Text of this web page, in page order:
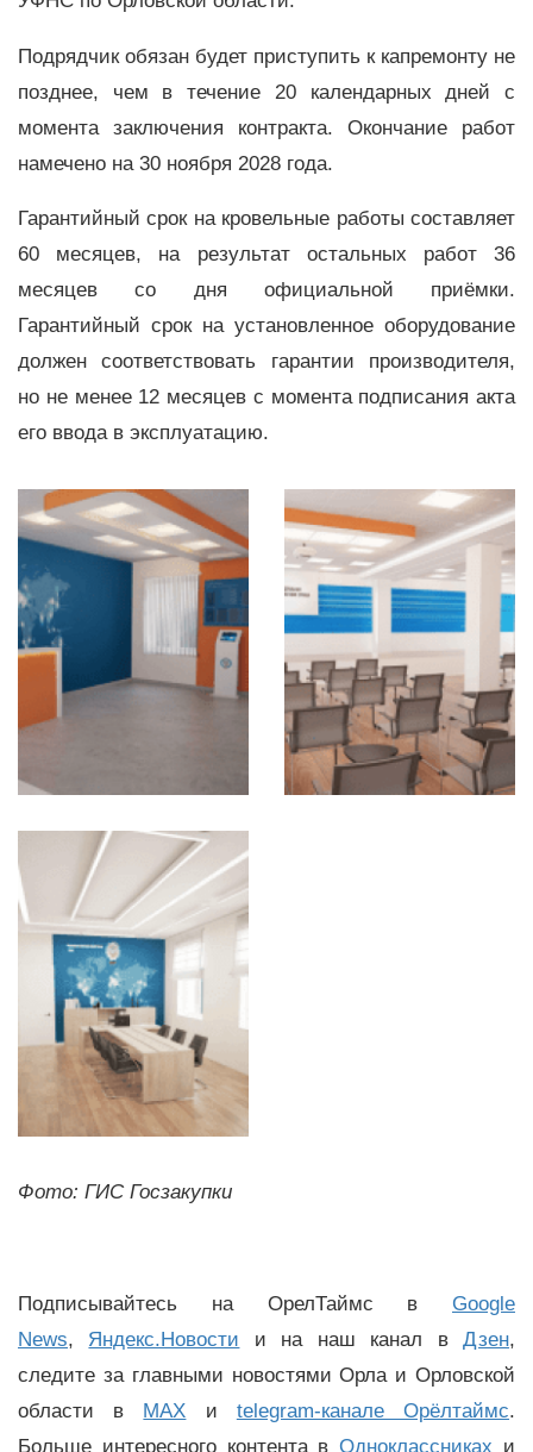
Подрядчик обязан будет приступить к капремонту не
позднее, чем в течение 20 календарных дней с
момента заключения контракта. Окончание работ
намечено на 30 ноября 2028 года.
Гарантийный срок на кровельные работы составляет
60 месяцев, на результат остальных работ 36
месяцев со дня официальной приёмки.
Гарантийный срок на установленное оборудование
должен соответствовать гарантии производителя,
но не менее 12 месяцев с момента подписания акта
его ввода в эксплуатацию.
Фото: ГИС Госзакупки
Подписывайтесь на ОрелТаймс в Google
News, Яндекс.Новости и на наш канал вДзен,
следите за главными новостями Орла и Орловской
области в MAX и telegram-канале Орёлтаймс.
Больше интересного контента вОдноклассниках и